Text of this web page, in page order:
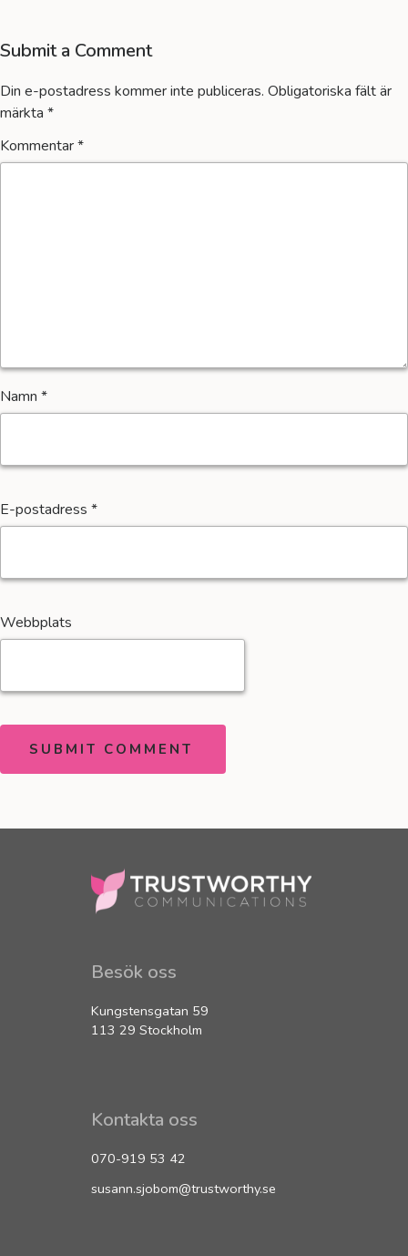
Submit a Comment
Din e-postadress kommer inte publiceras. Obligatoriska fält är
märkta *
Kommentar*
Namn *
E-postadress *
Webbplats
SUBMIT COMMENT
Besök oss
Kungstensgatan 59
113 29 Stockholm
Kontakta oss
070-919 53 42
susann.sjobom@trustworthy.se